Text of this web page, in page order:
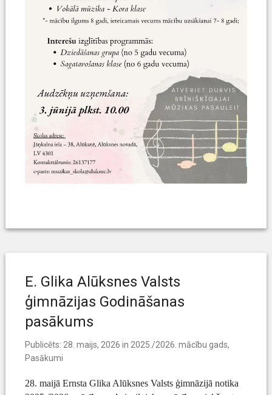
E. Glika Alūksnes Valsts
ģimnāzijas Godināšanas
pasākums
Publicēts: 28. maijs, 2026 in 2025./2026. mācību gads,
Pasākumi
28. maijā Ernsta Glika Alūksnes Valsts ģimnāzijā notika